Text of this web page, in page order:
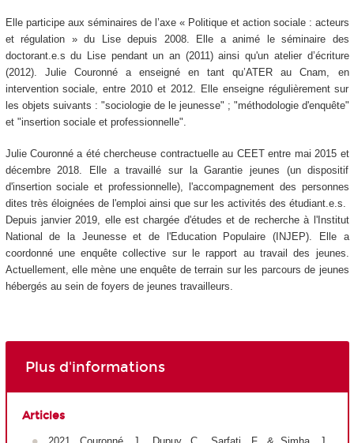
Elle participe aux séminaires de l’axe « Politique et action sociale : acteurs
et régulation » du Lise depuis 2008. Elle a animé le séminaire des
doctorant.e.s du Lise pendant un an (2011) ainsi qu'un atelier d’écriture
(2012). Julie Couronné a enseigné en tant qu’ATER au Cnam, en
intervention sociale, entre 2010 et 2012. Elle enseigne régulièrement sur
les objets suivants : "sociologie de le jeunesse" ; "méthodologie d'enquête"
et "insertion sociale et professionnelle".
Julie Couronné a été chercheuse contractuelle au CEET entre mai 2015 et
décembre 2018. Elle a travaillé sur la Garantie jeunes (un dispositif
d'insertion sociale et professionnelle), l'accompagnement des personnes
dites très éloignées de l'emploi ainsi que sur les activités des étudiant.e.s.
Depuis janvier 2019, elle est chargée d'études et de recherche à l'Institut
National de la Jeunesse et de l'Education Populaire (INJEP). Elle a
coordonné une enquête collective sur le rapport au travail des jeunes.
Actuellement, elle mène une enquête de terrain sur les parcours de jeunes
hébergés au sein de foyers de jeunes travailleurs.
Plus d'informations
Articles